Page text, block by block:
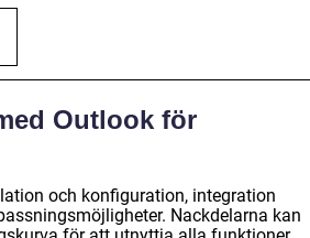
Outlook för
och konfiguration, integration
Nackdelarna kan